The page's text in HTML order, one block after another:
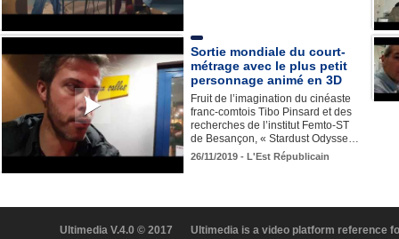
Sortie mondiale du court-
métrage avec le plus petit
personnage animé en 3D
Fruit de l’imagination du cinéaste
franc-comtois Tibo Pinsard et des
recherches de l’institut Femto-ST
de Besançon, « Stardust Odysse…
26/11/2019 - L'Est Républicain
Ultimedia V.4.0 © 2017
Ultimedia is a video platform reference